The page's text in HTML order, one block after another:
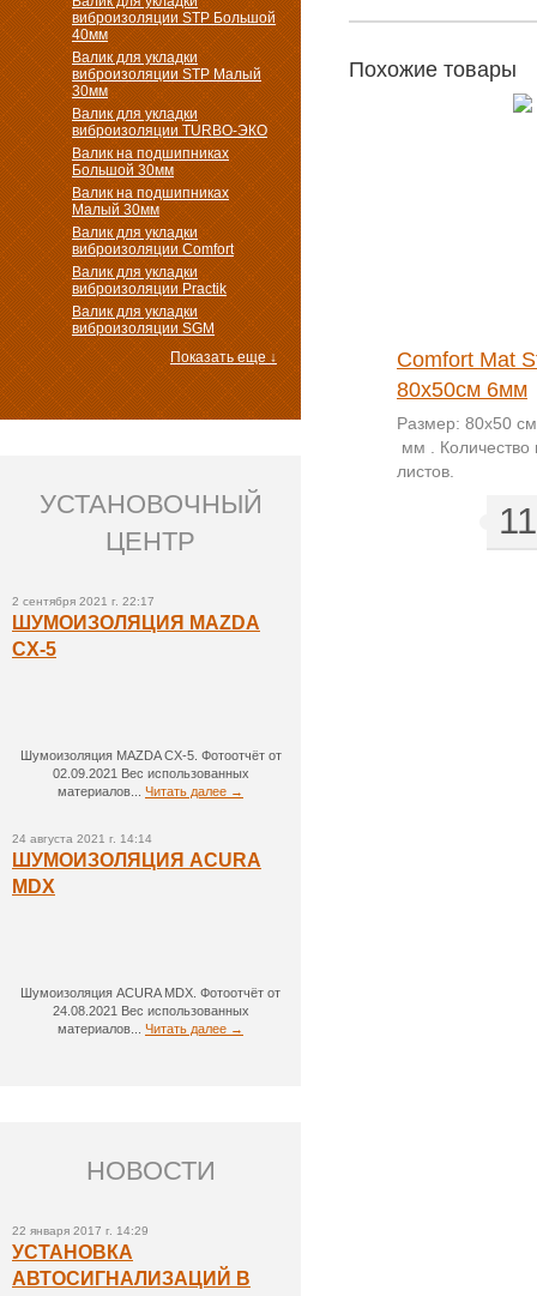
виброизоляции STP Большой
40мм
Валик для укладки
виброизоляции STP Малый
30мм
Валик для укладки
виброизоляции TURBO-ЭКО
Валик на подшипниках
Большой 30мм
Валик на подшипниках
Малый 30мм
Валик для укладки
виброизоляции Comfort
Валик для укладки
виброизоляции Practik
Валик для укладки
виброизоляции SGM
Показать еще ↓
УСТАНОВОЧНЫЙ
ЦЕНТР
2 сентября 2021 г. 22:17
ШУМОИЗОЛЯЦИЯ MAZDA
CX-5
Шумоизоляция MAZDA CX-5. Фотоотчёт от
02.09.2021 Вес использованных
материалов... Читать далее →
24 августа 2021 г. 14:14
ШУМОИЗОЛЯЦИЯ ACURA
MDX
Шумоизоляция ACURA MDX. Фотоотчёт от
24.08.2021 Вес использованных
материалов... Читать далее →
НОВОСТИ
22 января 2017 г. 14:29
УСТАНОВКА
АВТОСИГНАЛИЗАЦИЙ В
Похожие товары
Comfort Mat Start Fi8
80х50см 10мм
Размер: 80x50 см. Толщина:
165
Comfort Mat
80х50см 6мм
Размер: 80x50
мм . Количество
листов.